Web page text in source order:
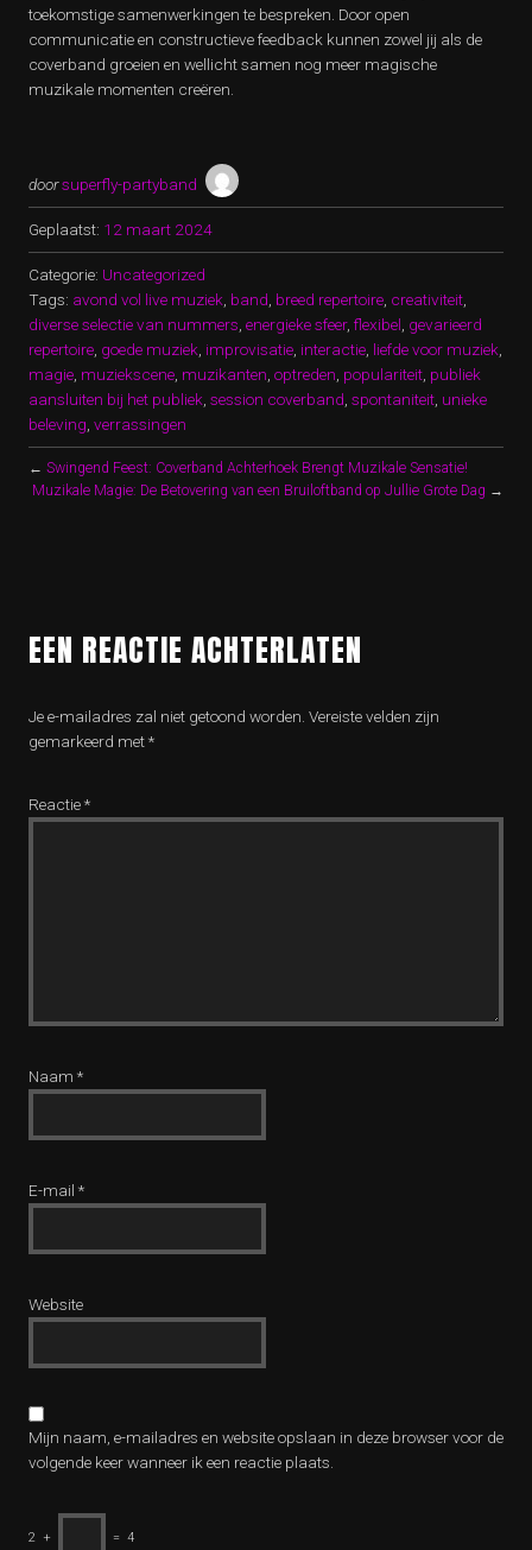
toekomstige samenwerkingen te bespreken. Door open
communicatie en constructieve feedback kunnen zowel jij als de
coverband groeien en wellicht samen nog meer magische
muzikale momenten creëren.
doorsuperfly-partyband
Geplaatst: 12 maart 2024
Categorie: Uncategorized
Tags: avond vol live muziek band breed repertoire creativiteit
diverse selectie van nummers energieke sfeer, flexibel gevarieerd
repertoire goede muziek improvisatie interactie liefde voor muziek
magie muziekscene muzikanten optreden populariteit publiek
aansluiten bij het publiek session coverband spontaniteit unieke
beleving verrassingen
← Swingend Feest: Coverband Achterhoek Brengt Muzikale Sensatie!
Muzikale Magie: De Betovering van een Bruiloftband op Jullie Grote Dag →
EEN REACTIE ACHTERLATEN
Je e-mailadres zal niet getoond worden. Vereiste velden zijn
gemarkeerd met*
Reactie*
Naam *
E-mail *
Website
Mijn naam, e-mailadres en website opslaan in deze browser voor de
volgende keer wanneer ik een reactie plaats.
2 + = 4